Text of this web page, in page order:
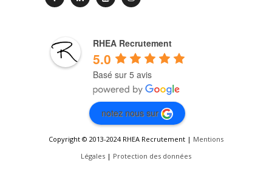
RHEA Recrutement
5.0
Basé sur 5 avis
notez nous sur
Copyright © 2013-2024 RHEA Recrutement | Mentions
Légales | Protection des données